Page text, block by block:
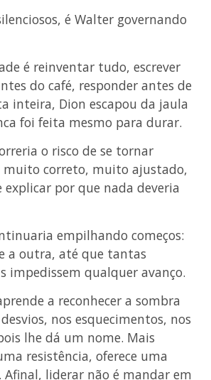
é Walter governando
é reinventar tudo, escrever
do café, responder antes de
inteira, Dion escapou da jaula
foi feita mesmo para durar.
o risco de se tornar
muito correto, muito ajustado,
por que nada deveria
empilhando começos:
a outra, até que tantas
impedissem qualquer avanço.
a reconhecer a sombra
nos esquecimentos, nos
lhe dá um nome. Mais
resistência, oferece uma
Afinal, liderar não é mandar em